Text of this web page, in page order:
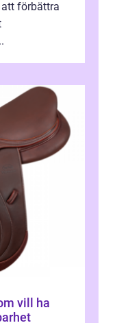
förbättra